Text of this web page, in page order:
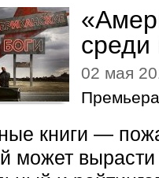
среди
02 мая
книги —
может